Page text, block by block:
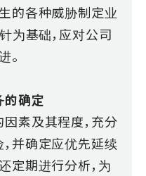
的各种威胁制定业
为基础，应对公司
。
的确定
素及其程度，充分
并确定应优先延续
定期进行分析，为